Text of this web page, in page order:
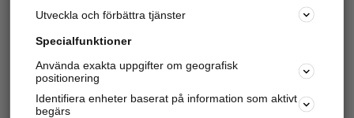
Varje vecka besöker du och4 miljoner
andra
härliga användare oss för att hitta rätt lokal
information om företag, privatpersoner och
platser.
Utveckla och förbättra tjänster
Specialfunktioner
Använda exakta uppgifter om geografisk
positionering
Identifiera enheter baserat på information som aktivt
begärs